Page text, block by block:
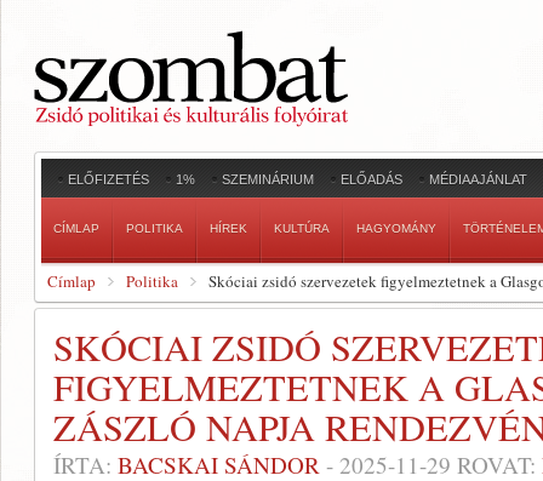
ELŐFIZETÉS 1% SZEMINÁRIUM ELŐADÁS MÉDIAAJÁNLAT
CÍMLAP POLITIKA HÍREK KULTÚRA HAGYOMÁNY
Címlap Politika Skóciai zsidó szervezetek figyelmeztetnek a
SKÓCIAI ZSIDÓ
FIGYELMEZTETNEK A
ZÁSZLÓ NAPJA
ÍRTA: BACSKAI SÁNDOR - 2025-11-29 ROVAT: